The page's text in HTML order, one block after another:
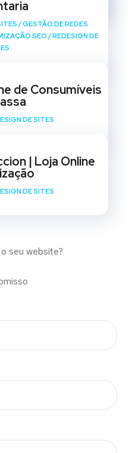
/GESTÃO DE REDES
SEO /REDESIGN DE
de Consumíveis
DE SITES
| Loja Online
DE SITES
seu website?